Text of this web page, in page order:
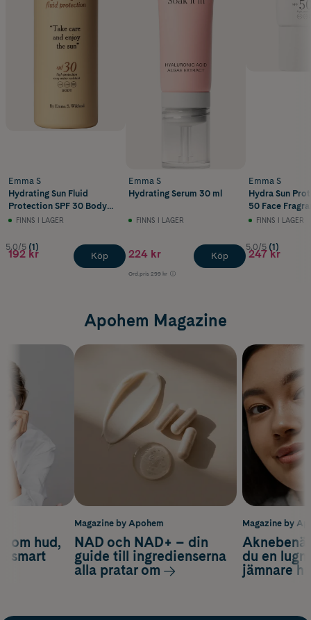
Emma S
Hydrating Sun Fluid
Protection SPF 30 Body
150 ml
FINNS I LAGER
5.0/5 (1)
192 kr Köp
Emma S
Hydrating Serum 30 ml
FINNS I LAGER
224 kr
Ord.pris 299 kr
Köp
Emma S
Hydra Sun
50 Face
50 ml
FINNS I LAGER
5.0/5 (1)
247 kr
Apohem Magazine
Magazine by
du en
jämnare
om hud,
smart
Magazine by Apohem
NAD och NAD+ – din
guide till ingredienserna
alla pratar om